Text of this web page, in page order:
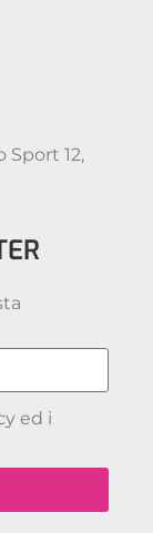
Sport 12,
ed i